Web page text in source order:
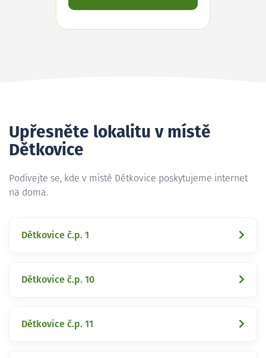
Upřesněte lokalitu v místě
Dětkovice
Podívejte se, kde v místě Dětkovice poskytujeme internet
na doma.
Dětkovice č.p. 1
Dětkovice č.p. 10
Dětkovice č.p. 11